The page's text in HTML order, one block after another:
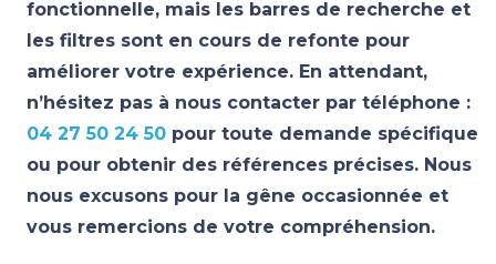
fonctionnelle, mais les barres de recherche et
les filtres sont en cours de refonte pour
améliorer votre expérience. En attendant,
n’hésitez pas à nous contacter par téléphone :
04 27 50 24 50 pour toute demande spécifique
ou pour obtenir des références précises. Nous
nous excusons pour la gêne occasionnée et
vous remercions de votre compréhension.